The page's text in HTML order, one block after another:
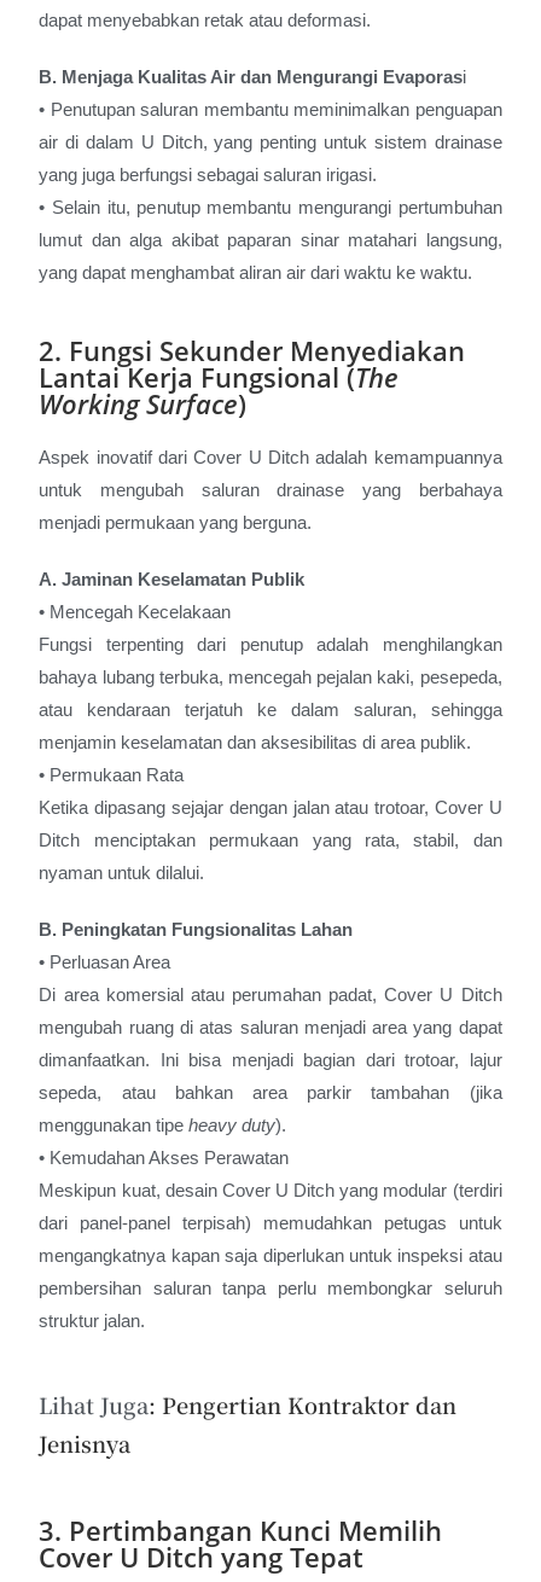
dapat menyebabkan retak atau deformasi.
B. Menjaga Kualitas Air dan Mengurangi Evaporasi
• Penutupan saluran membantu meminimalkan penguapan
air di dalam U Ditch, yang penting untuk sistem drainase
yang juga berfungsi sebagai saluran irigasi.
• Selain itu, penutup membantu mengurangi pertumbuhan
lumut dan alga akibat paparan sinar matahari langsung,
yang dapat menghambat aliran air dari waktu ke waktu.
2. Fungsi Sekunder Menyediakan
Lantai Kerja Fungsional (The
Working Surface)
Aspek inovatif dari Cover U Ditch adalah kemampuannya
untuk mengubah saluran drainase yang berbahaya
menjadi permukaan yang berguna.
A. Jaminan Keselamatan Publik
• Mencegah Kecelakaan
Fungsi terpenting dari penutup adalah menghilangkan
bahaya lubang terbuka, mencegah pejalan kaki, pesepeda,
atau kendaraan terjatuh ke dalam saluran, sehingga
menjamin keselamatan dan aksesibilitas di area publik.
• Permukaan Rata
Ketika dipasang sejajar dengan jalan atau trotoar, Cover U
Ditch menciptakan permukaan yang rata, stabil, dan
nyaman untuk dilalui.
B. Peningkatan Fungsionalitas Lahan
• Perluasan Area
Di area komersial atau perumahan padat, Cover U Ditch
mengubah ruang di atas saluran menjadi area yang dapat
dimanfaatkan. Ini bisa menjadi bagian dari trotoar, lajur
sepeda, atau bahkan area parkir tambahan (jika
menggunakan tipe heavy duty).
• Kemudahan Akses Perawatan
Meskipun kuat, desain Cover U Ditch yang modular (terdiri
dari panel-panel terpisah) memudahkan petugas untuk
mengangkatnya kapan saja diperlukan untuk inspeksi atau
pembersihan saluran tanpa perlu membongkar seluruh
struktur jalan.
Lihat Juga: Pengertian Kontraktor dan
Jenisnya
3. Pertimbangan Kunci Memilih
Cover U Ditch yang Tepat